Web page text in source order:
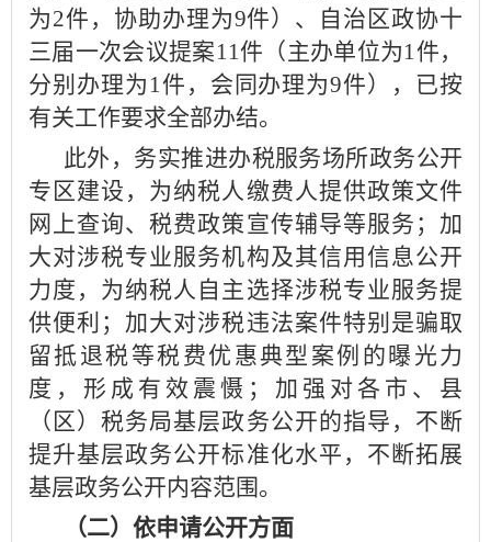
为2件，协助办理为9件）、自治区政协十
三届一次会议提案11件（主办单位为1件，
分别办理为1件，会同办理为9件），已按
有关工作要求全部办结。
此外，务实推进办税服务场所政务公开
专区建设，为纳税人缴费人提供政策文件
网上查询、税费政策宣传辅导等服务；加
大对涉税专业服务机构及其信用信息公开
力度，为纳税人自主选择涉税专业服务提
供便利；加大对涉税违法案件特别是骗取
留抵退税等税费优惠典型案例的曝光力
度，形成有效震慑；加强对各市、县
（区）税务局基层政务公开的指导，不断
提升基层政务公开标准化水平，不断拓展
基层政务公开内容范围。
（二）依申请公开方面